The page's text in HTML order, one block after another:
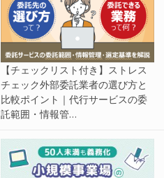
【チェックリスト付き】ストレス
チェック外部委託業者の選び方と
比較ポイント｜代行サービスの委
託範囲・情報管…